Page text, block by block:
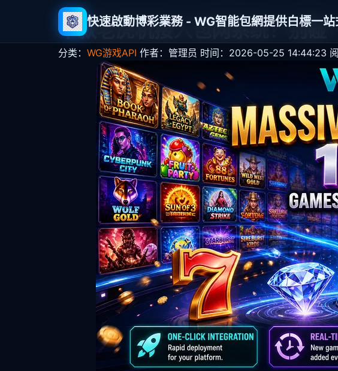
快速啟動博彩業務 - WG智能包網提供白標一
千款老虎机接入包网系统？别碰
分类： WG游戏API 作者：管理员 时间：2026-05-25 14:44:23